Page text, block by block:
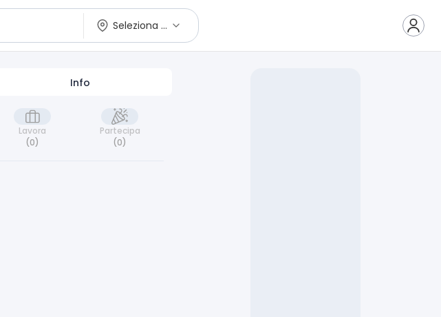
Seleziona città
Info
Lavora
(0)
Partecipa
(0)